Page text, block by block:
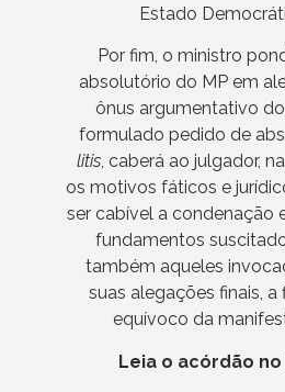
Estado
Por fim, o ministro
absolutório do MP em
ônus argumentativo do
formulado pedido de
litis, caberá ao julgador,
os motivos fáticos e
ser cabível a condenação
fundamentos
também aqueles
suas alegações finais,
equívoco da
Leia o acórdão no